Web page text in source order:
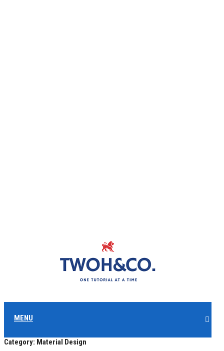
MENU
Category: Material Design